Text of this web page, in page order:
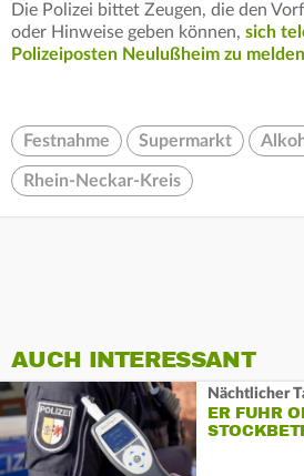
Die Polizei bittet Zeugen, die den
oder Hinweise geben können, sich
Polizeiposten Neulußheim zu
Festnahme Supermarkt
Rhein-Neckar-Kreis
AUCH INTERESSANT
Nächtlicher
ER FUHR